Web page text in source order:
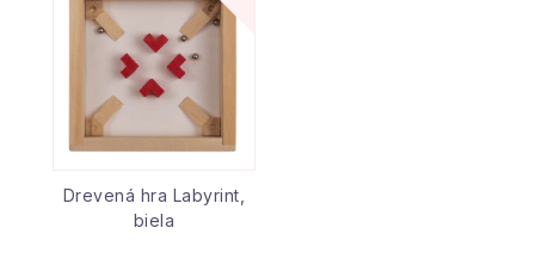
Drevená hra Labyrint,
biela